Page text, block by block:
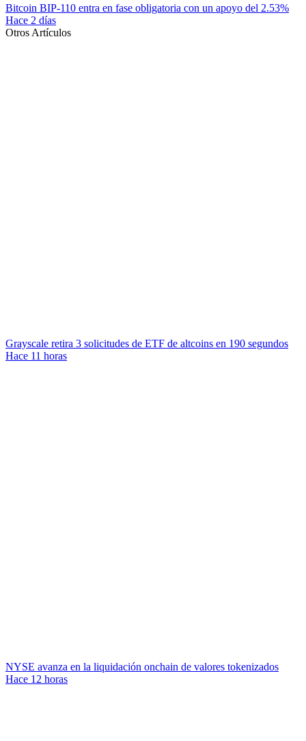
Bitcoin BIP-110 entra en fase obligatoria con un apoyo del 2.53%
Hace 2 días
Otros Artículos
Grayscale retira 3 solicitudes de ETF de altcoins en 190 segundos
Hace 11 horas
NYSE avanza en la liquidación onchain de valores tokenizados
Hace 12 horas